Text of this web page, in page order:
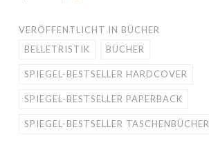
VERÖFFENTLICHT IN BÜCHER
BELLETRISTIK
BÜCHER
SPIEGEL-BESTSELLER HARDCOVER
SPIEGEL-BESTSELLER PAPERBACK
SPIEGEL-BESTSELLER TASCHENBÜCHER